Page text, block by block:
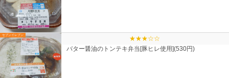
セブンイレブン
★★★☆☆
バター醤油のトンテキ弁当[豚ヒレ使用](530円)